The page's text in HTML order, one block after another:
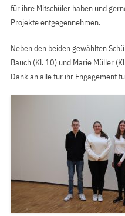
für ihre Mitschüler haben und
Projekte entgegennehmen.
Neben den beiden gewählten
Bauch (Kl. 10) und Marie Müller
Dank an alle für ihr Engagement